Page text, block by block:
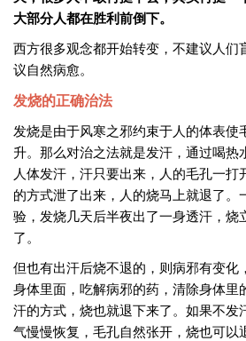
大部分人都在胜利前倒下。
西方很多观念都开始转变，不建议人们
议自然病愈。
发烧的正确治法
发烧是由于风寒之邪约束于人的体表使
升。那么对治之法就是发汗，通过喝热
人体发汗，汗只要出来，人的毛孔一
的方式泄了出来，人的烧马上就退了。
验，发烧几天后半夜出了一身透汗，烧
了。
但也有出汗后烧不退的，则病邪有变化
身体里面，吃解病邪的药，清除身体里
汗的方式，烧也就退下来了。如果不发
气慢慢恢复，毛孔自然张开，烧也可以